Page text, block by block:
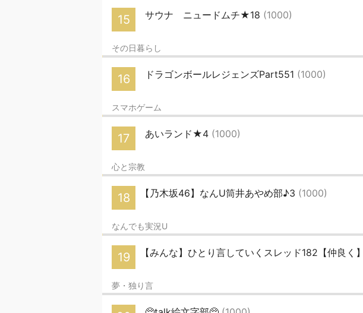
15 サウナ ニュードムチ★18 (1000)
その日暮らし
16 ドラゴンボールレジェンズPart551 (1000)
スマホゲーム
17 あいランド★4 (1000)
心と宗教
18 【乃木坂46】なんU筒井あやめ部♪3 (1000)
なんでも実況U
19 【みんな】ひとり言していくスレッド182【仲良く】
夢・独り言